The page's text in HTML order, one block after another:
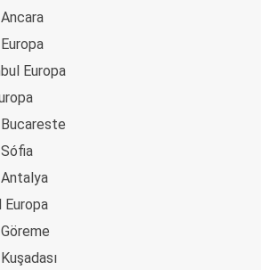
Europa